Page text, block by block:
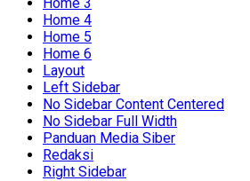
Home 4
Home 5
Home 6
Layout
Left Sidebar
No Sidebar Content Centered
No Sidebar Full Width
Panduan Media Siber
Redaksi
Right Sidebar